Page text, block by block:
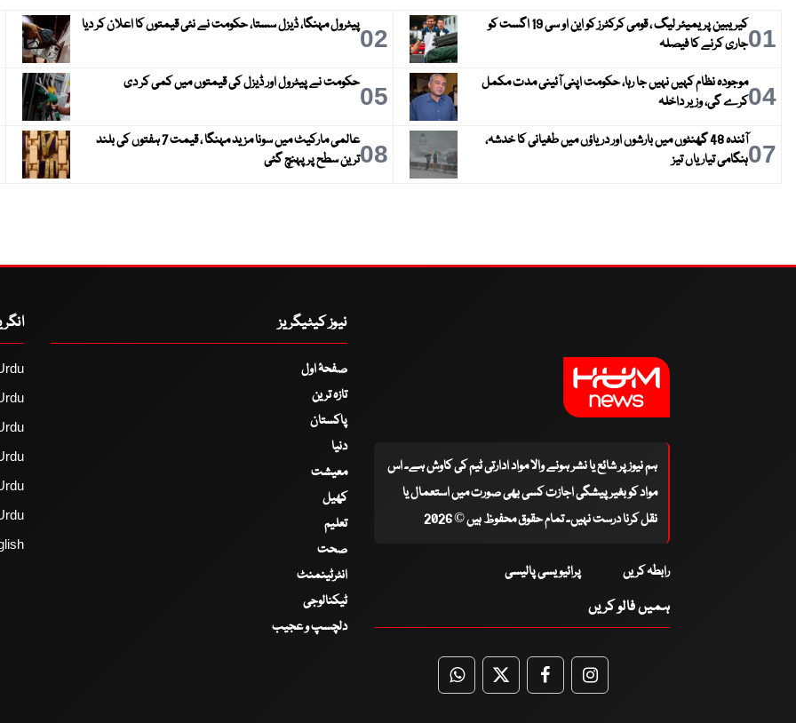
01
کیریبین پریمیئر لیگ ، قومی کرکٹرز کو این او سی 19 اگست کو
جاری کرنے کا فیصلہ
02پیٹرول مہنگا، ڈیزل سستا، حکومت نے نئی قیمتوں کا اعلان کر دیا
04موجودہ نظام کہیں نہیں جا رہا، حکومت اپنی آئینی مدت مکمل
کرے گی، وزیر داخلہ
05حکومت نے پیٹرول اور ڈیزل کی قیمتوں میں کمی کر دی
07
آئندہ 48 گھنٹوں میں بارشوں اور دریاؤں میں طغیانی کا خدشہ،
ہنگامی تیاریاں تیز
08
عالمی مارکیٹ میں سونا مزید مہنگا ، قیمت 7 ہفتوں کی بلند
ترین سطح پر پہنچ گئی
ہم نیوز پر شائع یا نشر ہونے والا مواد ادارتی ٹیم کی کاوش ہے۔ اس
مواد کو بغیر پیشگی اجازت کسی بھی صورت میں استعمال یا
نقل کرنا درست نہیں۔ تمام حقوق محفوظ ہیں © 2026
رابطہ کریں پرائیویسی پالیسی
ہمیں فالو کریں
WhatsApp
TwitterFacebookFacebook
نیوز کیٹیگریز
صفحۂ اول
تازہ ترین
پاکستان
دنیا
معیشت
کھیل
تعلیم
صحت
انٹرٹینمنٹ
ٹیکنالوجی
دلچسپ و عجیب